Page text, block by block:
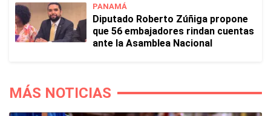
PANAMÁ
Diputado Roberto Zúñiga propone
que 56 embajadores rindan cuentas
ante la Asamblea Nacional
MÁS NOTICIAS